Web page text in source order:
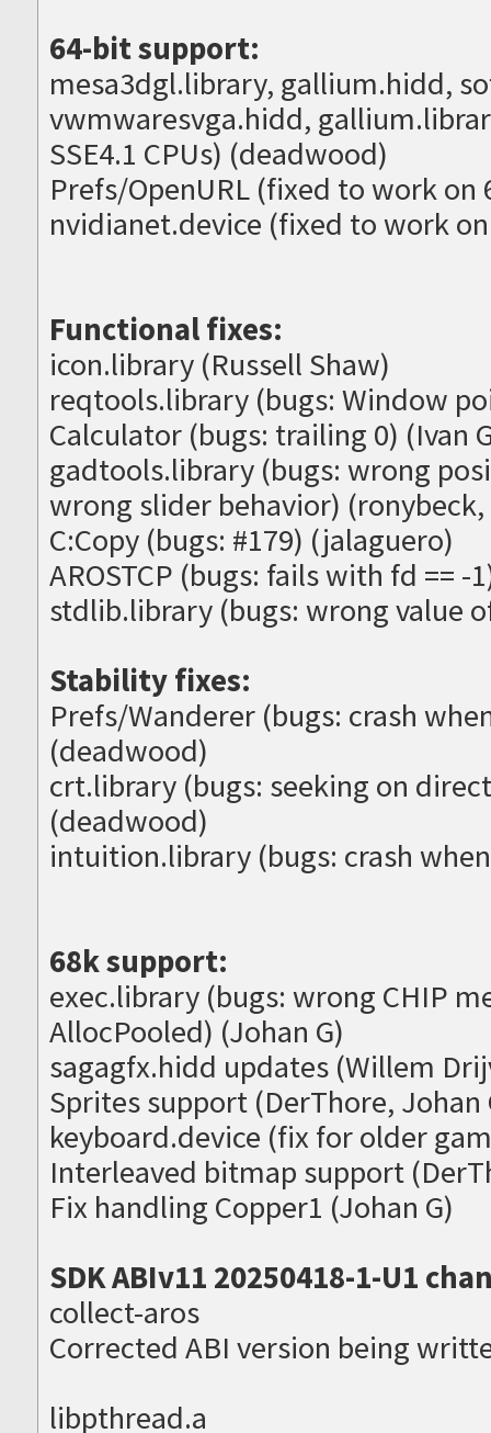
64-bit support:
mesa3dgl.library, gallium.hidd,
vwmwaresvga.hidd,
SSE4.1 CPUs) (deadwood)
Prefs/OpenURL (fixed to work
nvidianet.device (fixed to work
Functional fixes:
icon.library (Russell Shaw)
reqtools.library (bugs: Window
Calculator (bugs: trailing 0) (Ivan
gadtools.library (bugs: wrong
wrong slider behavior)
C:Copy (bugs: #179) (jalaguero)
AROSTCP (bugs: fails with fd == -
stdlib.library (bugs: wrong value
Stability fixes:
Prefs/Wanderer (bugs: crash
(deadwood)
crt.library (bugs: seeking on
(deadwood)
intuition.library (bugs: crash
68k support:
exec.library (bugs: wrong CHIP
AllocPooled) (Johan G)
sagagfx.hidd updates (Willem
Sprites support (DerThore,
keyboard.device (fix for older
Interleaved bitmap support
Fix handling Copper1 (Johan G)
SDK ABIv11 20250418-1-U1
collect-aros
Corrected ABI version being
libpthread.a